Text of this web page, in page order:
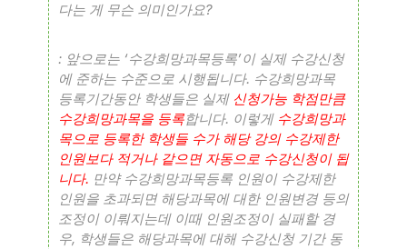
다는 게 무슨 의미인가요?
: 앞으로는 ‘수강희망과목등록’이 실제 수강신청
에 준하는 수준으로 시행됩니다. 수강희망과목
등록기간동안 학생들은 실제 신청가능 학점만큼
수강희망과목을 등록합니다. 이렇게 수강희망과
목으로 등록한 학생들 수가 해당 강의 수강제한
인원보다 적거나 같으면 자동으로 수강신청이 됩
니다. 만약 수강희망과목등록 인원이 수강제한
인원을 초과되면 해당과목에 대한 인원변경 등의
조정이 이뤄지는데 이때 인원조정이 실패할 경
우, 학생들은 해당과목에 대해 수강신청 기간 동